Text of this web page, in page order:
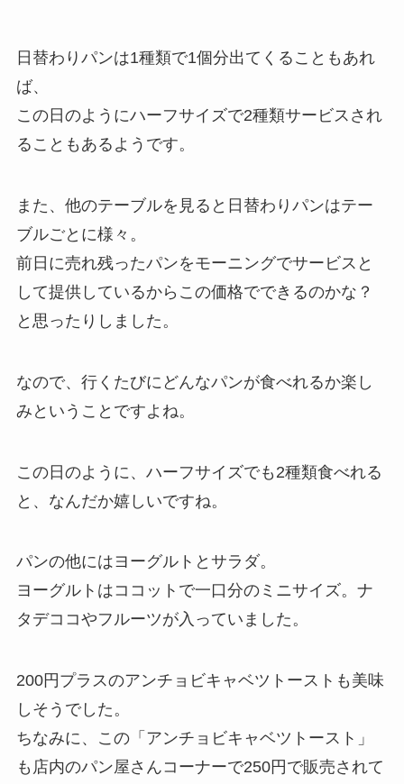
日替わりパンは1種類で1個分出てくることもあれ
ば、
この日のようにハーフサイズで2種類サービスされ
ることもあるようです。
また、他のテーブルを見ると日替わりパンはテー
ブルごとに様々。
前日に売れ残ったパンをモーニングでサービスと
して提供しているからこの価格でできるのかな？
と思ったりしました。
なので、行くたびにどんなパンが食べれるか楽し
みということですよね。
この日のように、ハーフサイズでも2種類食べれる
と、なんだか嬉しいですね。
パンの他にはヨーグルトとサラダ。
ヨーグルトはココットで一口分のミニサイズ。ナ
タデココやフルーツが入っていました。
200円プラスのアンチョビキャベツトーストも美味
しそうでした。
ちなみに、この「アンチョビキャベツトースト」
も店内のパン屋さんコーナーで250円で販売されて